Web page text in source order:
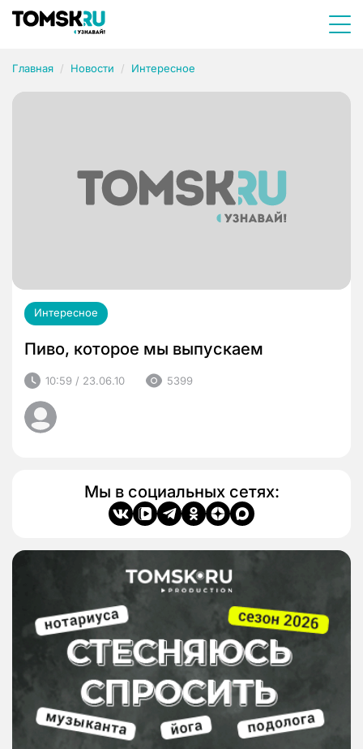
Главная Новости Интересное
Интересное
Пиво, которое мы выпускаем
10:59 / 23.06.10 5399
Мы в социальных сетях: